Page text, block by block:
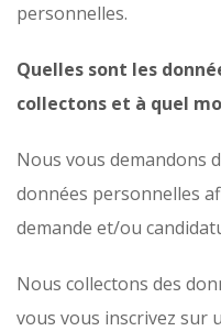
personnelles.
Quelles sont les
collectons et à quel
Nous vous demandons
données personnelles
demande et/ou
Nous collectons des
vous vous inscrivez sur